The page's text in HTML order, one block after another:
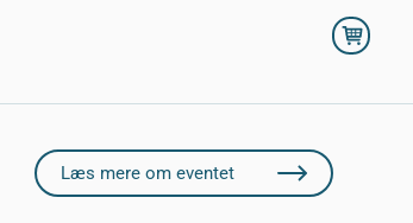
Læs mere om eventet